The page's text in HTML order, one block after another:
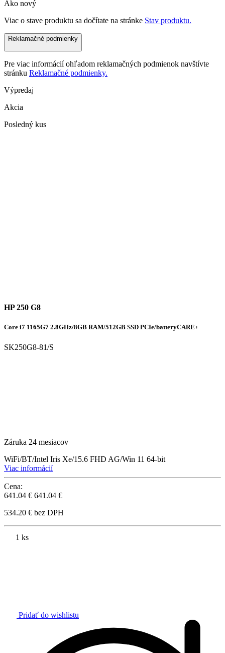
Ako nový
Viac o stave produktu sa dočítate na stránke Stav produktu.
Reklamačné podmienky
Pre viac informácií ohľadom reklamačných podmienok navštívte
stránku Reklamačné podmienky.
Výpredaj
Akcia
Posledný kus
HP 250 G8
Core i7 1165G7 2.8GHz/8GB RAM/512GB SSD PCIe/batteryCARE+
SK250G8-81/S
Záruka 24 mesiacov
WiFi/BT/Intel Iris Xe/15.6 FHD AG/Win 11 64-bit
Viac informácií
Cena:
641.04 € 641.04 €
534.20 € bez DPH
1 ks
Pridať do wishlistu